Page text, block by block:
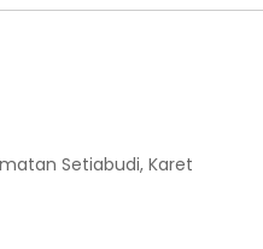
Setiabudi, Karet